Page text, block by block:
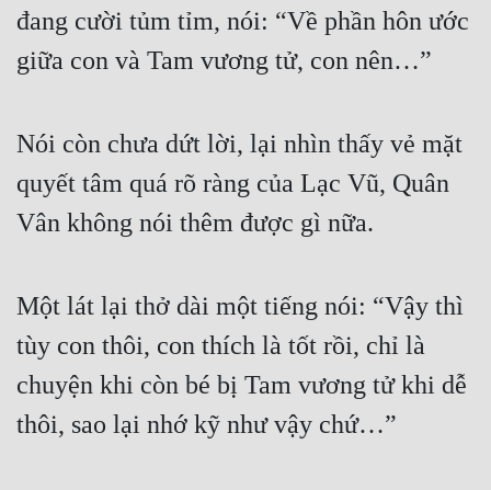
đang cười tủm tỉm, nói: “Về phần hôn ước
giữa con và Tam vương tử, con nên…”
Nói còn chưa dứt lời, lại nhìn thấy vẻ mặt
quyết tâm quá rõ ràng của Lạc Vũ, Quân
Vân không nói thêm được gì nữa.
Một lát lại thở dài một tiếng nói: “Vậy thì
tùy con thôi, con thích là tốt rồi, chỉ là
chuyện khi còn bé bị Tam vương tử khi dễ
thôi, sao lại nhớ kỹ như vậy chứ…”